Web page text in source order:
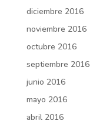
diciembre 2016
noviembre 2016
octubre 2016
septiembre 2016
junio 2016
mayo 2016
abril 2016